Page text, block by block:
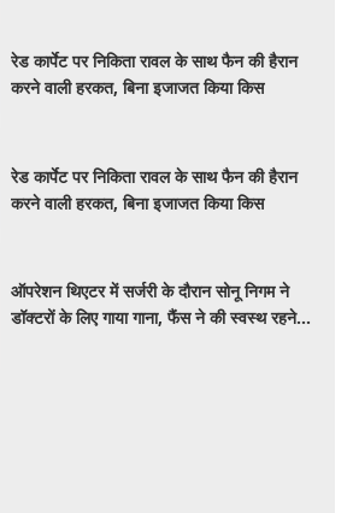
रेड कार्पेट पर निकिता रावल के साथ फैन की हैरान
करने वाली हरकत, बिना इजाजत किया किस
रेड कार्पेट पर निकिता रावल के साथ फैन की हैरान
करने वाली हरकत, बिना इजाजत किया किस
ऑपरेशन थिएटर में सर्जरी के दौरान सोनू निगम ने
डॉक्टरों के लिए गाया गाना, फैंस ने की स्वस्थ रहने